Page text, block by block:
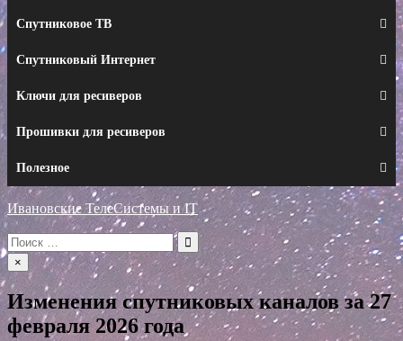
Спутниковое ТВ
Спутниковый Интернет
Ключи для ресиверов
Прошивки для ресиверов
Полезное
Ивановские ТелеСистемы и IT
Искать:
×
Изменения спутниковых каналов за 27
февраля 2026 года